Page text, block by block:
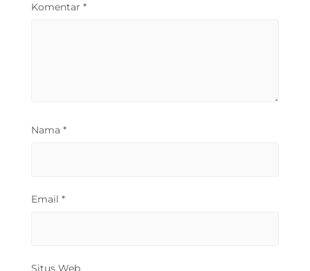
Komentar *
Nama *
Email *
Situs Web